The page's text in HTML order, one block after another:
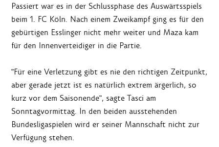
Passiert war es in der Schlussphase des Auswärtsspiels
beim 1. FC Köln. Nach einem Zweikampf ging es für den
gebürtigen Esslinger nicht mehr weiter und Maza kam
für den Innenverteidiger in die Partie.
"Für eine Verletzung gibt es nie den richtigen Zeitpunkt,
aber gerade jetzt ist es natürlich extrem ärgerlich, so
kurz vor dem Saisonende", sagte Tasci am
Sonntagvormittag. In den beiden ausstehenden
Bundesligaspielen wird er seiner Mannschaft nicht zur
Verfügung stehen.